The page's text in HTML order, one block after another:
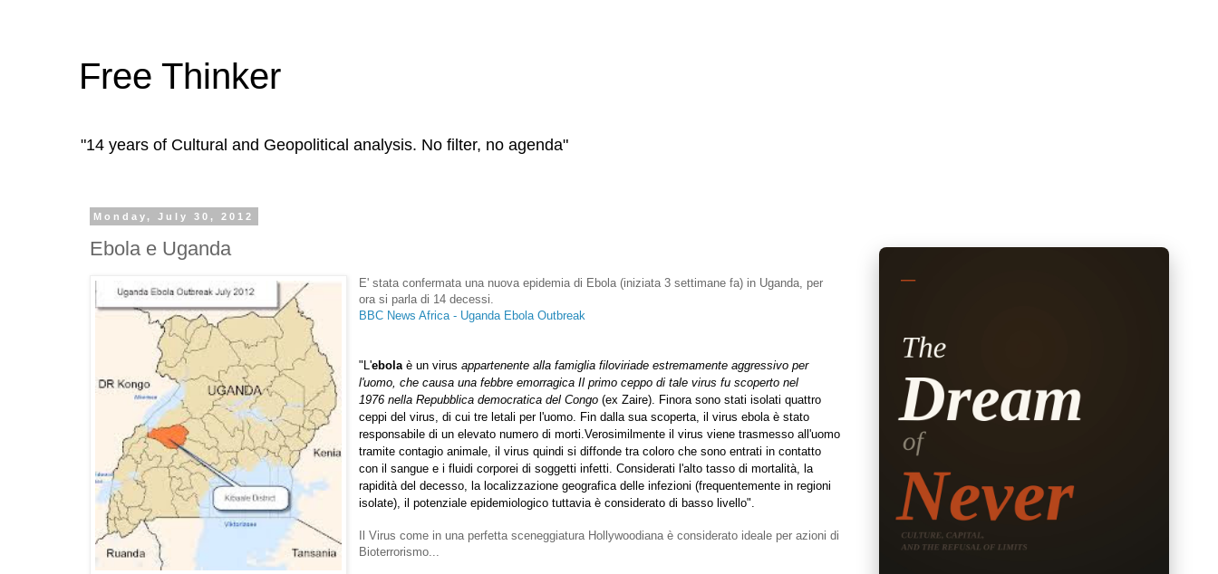
Free Thinker
"14 years of Cultural and Geopolitical analysis. No filter, no agenda"
Monday, July 30, 2012
Ebola e Uganda
E' stata confermata una nuova epidemia di Ebola (iniziata 3 settimane fa) in Uganda, per
ora si parla di 14 decessi.
BBC News Africa - Uganda Ebola Outbreak
"L'ebola è un virus appartenente alla famiglia filoviriadeestremamente aggressivo per
l'uomo, che causa una febbre emorragica Il primo ceppo di tale virus fu scoperto nel
1976 nella Repubblica democratica del Congo(ex Zaire). Finora sono stati isolati quattro
ceppi del virus, di cui tre letali per l'uomo. Fin dalla sua scoperta, il virus ebola è stato
responsabile di un elevato numero di morti.Verosimilmente il virus viene trasmesso all'uomo
tramite contagio animale, il virus quindi si diffonde tra coloro che sono entrati in contatto
con il sangue e i fluidi corporei di soggetti infetti. Considerati l'alto tasso di mortalità, la
rapidità del decesso, la localizzazione geografica delle infezioni (frequentemente in regioni
isolate), il potenziale epidemiologico tuttavia è considerato di basso livello".
Il Virus come in una perfetta sceneggiatura Hollywoodiana è considerato ideale per azioni di
Bioterrorismo...